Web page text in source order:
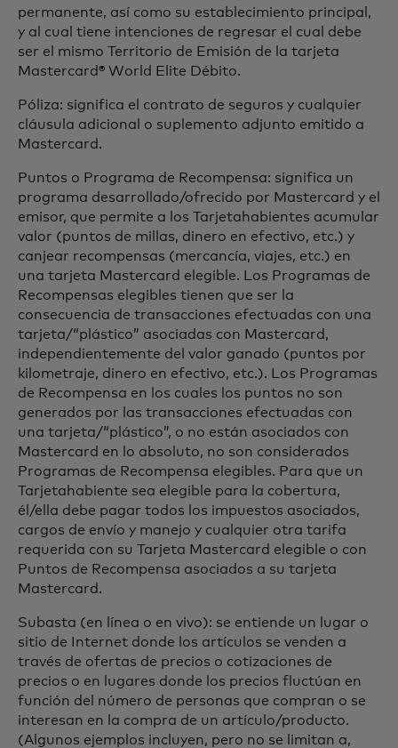
permanente, así como su establecimiento principal,
y al cual tiene intenciones de regresar el cual debe
ser el mismo Territorio de Emisión de la tarjeta
Mastercard® World Elite Débito.
Póliza: significa el contrato de seguros y cualquier
cláusula adicional o suplemento adjunto emitido a
Mastercard.
Puntos o Programa de Recompensa: significa un
programa desarrollado/ofrecido por Mastercard y el
emisor, que permite a los Tarjetahabientes acumular
valor (puntos de millas, dinero en efectivo, etc.) y
canjear recompensas (mercancía, viajes, etc.) en
una tarjeta Mastercard elegible. Los Programas de
Recompensas elegibles tienen que ser la
consecuencia de transacciones efectuadas con una
tarjeta/“plástico” asociadas con Mastercard,
independientemente del valor ganado (puntos por
kilometraje, dinero en efectivo, etc.). Los Programas
de Recompensa en los cuales los puntos no son
generados por las transacciones efectuadas con
una tarjeta/“plástico”, o no están asociados con
Mastercard en lo absoluto, no son considerados
Programas de Recompensa elegibles. Para que un
Tarjetahabiente sea elegible para la cobertura,
él/ella debe pagar todos los impuestos asociados,
cargos de envío y manejo y cualquier otra tarifa
requerida con su Tarjeta Mastercard elegible o con
Puntos de Recompensa asociados a su tarjeta
Mastercard.
Subasta (en línea o en vivo): se entiende un lugar o
sitio de Internet donde los artículos se venden a
través de ofertas de precios o cotizaciones de
precios o en lugares donde los precios fluctúan en
función del número de personas que compran o se
interesan en la compra de un artículo/producto.
(Algunos ejemplos incluyen, pero no se limitan a,